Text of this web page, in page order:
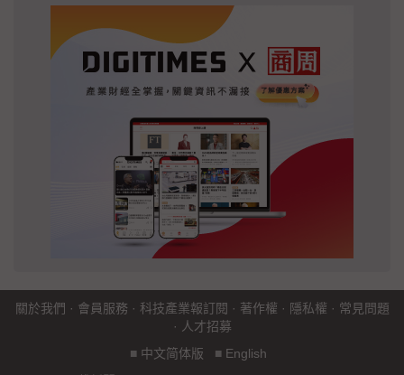
關於我們 · 會員服務 · 科技產業報訂閱 · 著作權 · 隱私權 · 常見問題
· 人才招募
■ 中文简体版 ■ English